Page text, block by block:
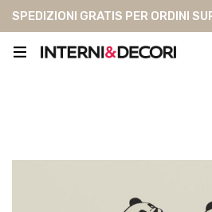
SPEDIZIONI GRATIS PER ORDINI